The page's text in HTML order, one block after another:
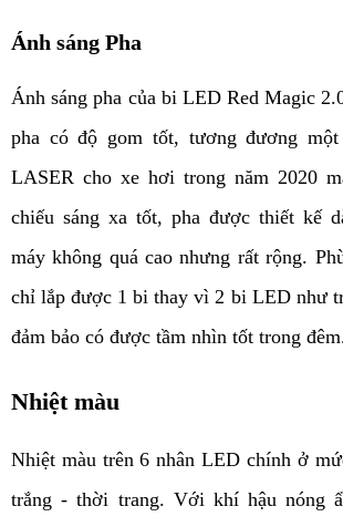
Ánh sáng Pha
Ánh sáng pha của bi LED Red Magic
pha có độ gom tốt, tương đương
LASER cho xe hơi trong năm 2020
chiếu sáng xa tốt, pha được thiết kế
máy không quá cao nhưng rất rộng.
chỉ lắp được 1 bi thay vì 2 bi LED như
đảm bảo có được tầm nhìn tốt trong
Nhiệt màu
Nhiệt màu trên 6 nhân LED chính ở
trắng - thời trang. Với khí hậu nóng